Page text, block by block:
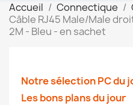
Accueil Connectique
Câble RJ45 Male/Male
2M - Bleu - en sachet
Notre sélection PC du
Les bons plans du jour